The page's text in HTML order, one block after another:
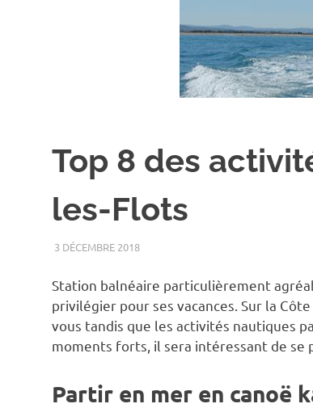
Top 8 des
les-Flots
3 DÉCEMBRE 2018LOISIRS
Station balnéaire particulièrement
privilégier pour ses vacances. Sur la
vous tandis que les activités nautiques
moments forts, il sera intéressant de se
Partir en mer en canoë